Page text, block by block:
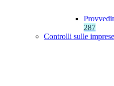
287
Controlli sulle imprese